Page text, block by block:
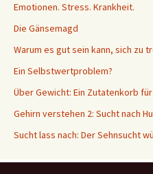
Emotionen. Stress. Krankheit.
Die Gänsemagd
Warum es gut sein kann, sich zu
Ein Selbstwertproblem?
Über Gewicht: Ein Zutatenkorb
Gehirn verstehen 2: Sucht nach
Sucht lass nach: Der Sehnsucht